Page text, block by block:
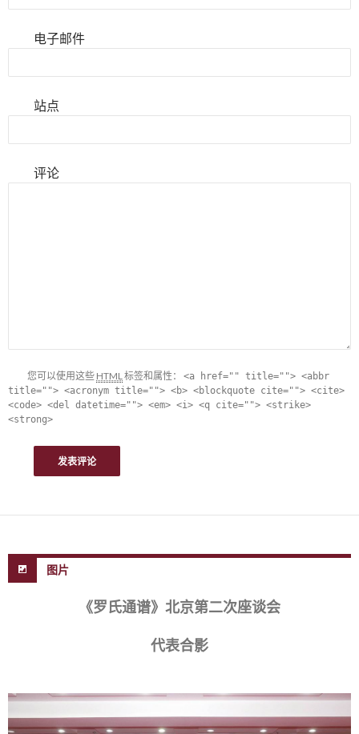
电子邮件
站点
评论
您可以使用这些 HTML标签和属性： <a href="" title=""> <abbr
title=""> <acronym title=""> <b> <blockquote cite=""> <cite>
<code> <del datetime=""> <em> <i> <q cite=""> <strike>
<strong>
图片
《罗氏通谱》北京第二次座谈会
代表合影